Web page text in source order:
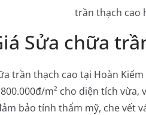
trần thạch cao
Sửa chữa
trần thạch cao tại Hoàn
m² cho diện tích
bảo tính thẩm mỹ, che vết